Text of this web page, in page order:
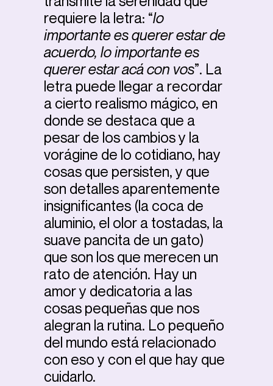
requiere la letra: “lo
importante es querer estar de
acuerdo, lo importante es
querer estar acá con vos”. La
letra puede llegar a recordar
a cierto realismo mágico, en
donde se destaca que a
pesar de los cambios y la
vorágine de lo cotidiano, hay
cosas que persisten, y que
son detalles aparentemente
insignificantes (la coca de
aluminio, el olor a tostadas, la
suave pancita de un gato)
que son los que merecen un
rato de atención. Hay un
amor y dedicatoria a las
cosas pequeñas que nos
alegran la rutina. Lo pequeño
del mundo está relacionado
con eso y con el que hay que
cuidarlo.